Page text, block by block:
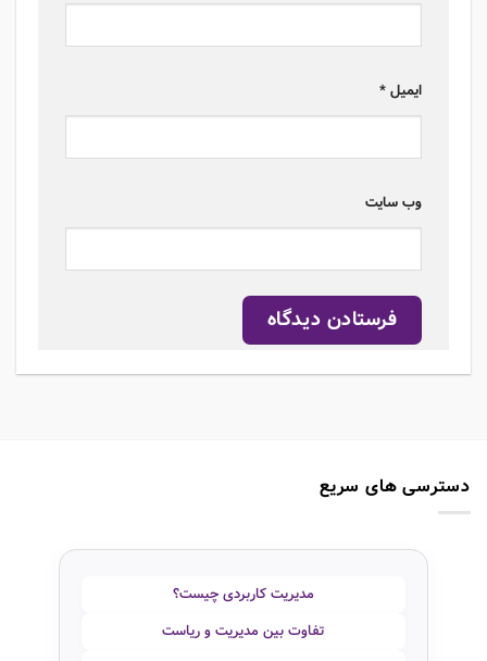
ایمیل *
وب‌ سایت
دسترسی های سریع
مدیریت کاربردی چیست؟
تفاوت بین مدیریت و ریاست